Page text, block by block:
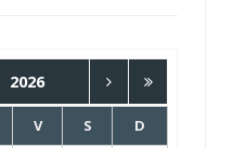
2026
V S
D